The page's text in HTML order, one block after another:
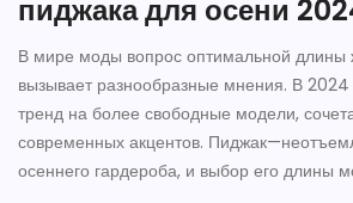
пиджака для осени
В мире моды вопрос оптимальной длины
вызывает разнообразные мнения. В 2024
тренд на более свободные модели,
современных акцентов.
осеннего гардероба, и выбор его длины